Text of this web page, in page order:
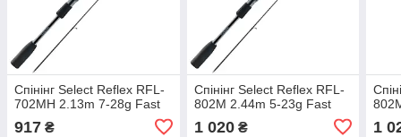
Спінінг Select Reflex RFL-
702MH 2.13m 7-28g Fast
917 ₴
Спінінг Select Reflex RFL-
802M 2.44m 5-23g Fast
1 020₴ 1